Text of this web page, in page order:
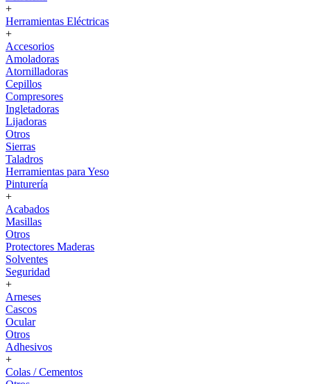
+
Herramientas Eléctricas
+
Accesorios
Amoladoras
Atornilladoras
Cepillos
Compresores
Ingletadoras
Lijadoras
Otros
Sierras
Taladros
Herramientas para Yeso
Pinturería
+
Acabados
Masillas
Otros
Protectores Maderas
Solventes
Seguridad
+
Arneses
Cascos
Ocular
Otros
Adhesivos
+
Colas / Cementos